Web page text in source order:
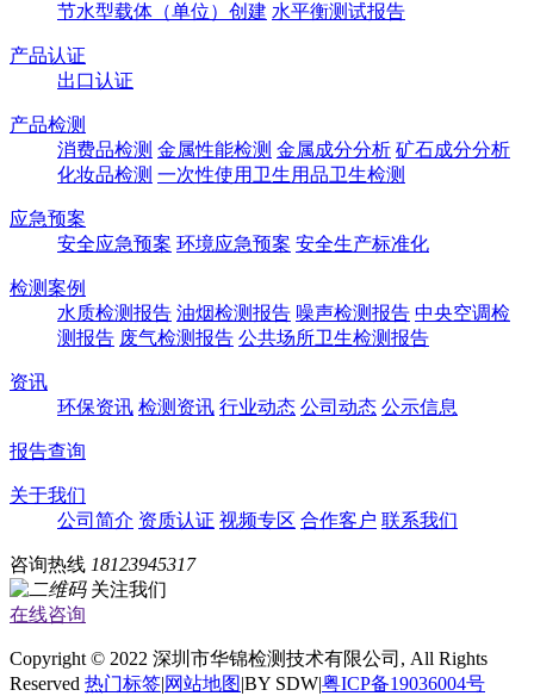
节水型载体（单位）创建 水平衡测试报告
产品认证
出口认证
产品检测
消费品检测 金属性能检测 金属成分分析 矿石成分分析
化妆品检测 一次性使用卫生用品卫生检测
应急预案
安全应急预案 环境应急预案 安全生产标准化
检测案例
水质检测报告 油烟检测报告 噪声检测报告 中央空调检
测报告 废气检测报告 公共场所卫生检测报告
资讯
环保资讯 检测资讯 行业动态 公司动态 公示信息
报告查询
关于我们
公司简介 资质认证 视频专区 合作客户 联系我们
咨询热线 18123945317
关注我们
在线咨询
Copyright © 2022 深圳市华锦检测技术有限公司, All Rights
Reserved 热门标签|网站地图|BY SDW|粤ICP备19036004号